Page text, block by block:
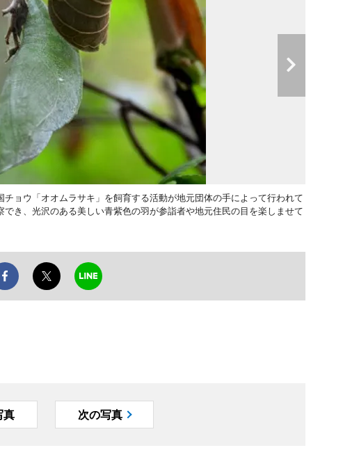
ョウ「オオムラサキ」を飼育する活動が地元団体の手によって行われて
き、光沢のある美しい青紫色の羽が参詣者や地元住民の目を楽しませて
真 次の写真